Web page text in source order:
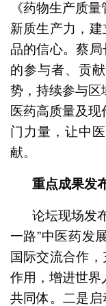
《药物生产质
新质生产力，建
品的信心。蔡局
的参与者、贡
势，持续参与区
医药高质量及现
门力量，让中
献。
重点成果发
论坛现场发
一路”中医药发
国际交流合作，
作用，增进世界
共同体。二是启